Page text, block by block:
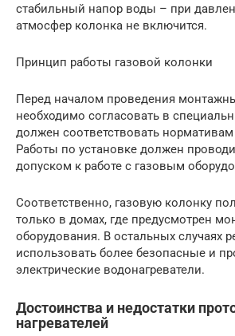
стабильный напор воды – при
атмосфер колонка не включится.
Принцип работы газовой колонки
Перед началом проведения
необходимо согласовать в
должен соответствовать
Работы по установке должен
допуском к работе с газовым
Соответственно, газовую колонку
только в домах, где предусмотрен
оборудования. В остальных случаях
использовать более безопасные и
электрические водонагреватели.
Достоинства и недостатки
нагревателей